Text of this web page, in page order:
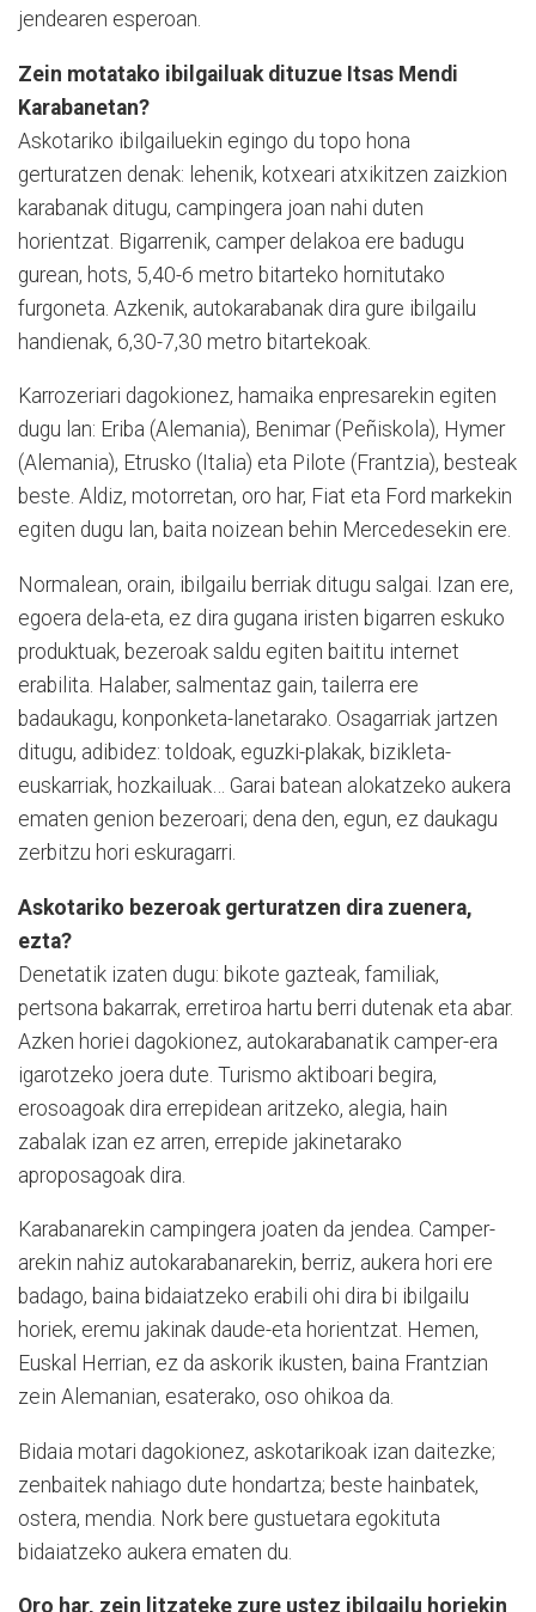
jendearen esperoan.
Zein motatako ibilgailuak dituzue Itsas Mendi
Karabanetan?
Askotariko ibilgailuekin egingo du topo hona
gerturatzen denak: lehenik, kotxeari atxikitzen zaizkion
karabanak ditugu, campingera joan nahi duten
horientzat. Bigarrenik, camper delakoa ere badugu
gurean, hots, 5,40-6 metro bitarteko hornitutako
furgoneta. Azkenik, autokarabanak dira gure ibilgailu
handienak, 6,30-7,30 metro bitartekoak.
Karrozeriari dagokionez, hamaika enpresarekin egiten
dugu lan: Eriba (Alemania), Benimar (Peñiskola), Hymer
(Alemania), Etrusko (Italia) eta Pilote (Frantzia), besteak
beste. Aldiz, motorretan, oro har, Fiat eta Ford markekin
egiten dugu lan, baita noizean behin Mercedesekin ere.
Normalean, orain, ibilgailu berriak ditugu salgai. Izan ere,
egoera dela-eta, ez dira gugana iristen bigarren eskuko
produktuak, bezeroak saldu egiten baititu internet
erabilita. Halaber, salmentaz gain, tailerra ere
badaukagu, konponketa-lanetarako. Osagarriak jartzen
ditugu, adibidez: toldoak, eguzki-plakak, bizikleta-
euskarriak, hozkailuak… Garai batean alokatzeko aukera
ematen genion bezeroari; dena den, egun, ez daukagu
zerbitzu hori eskuragarri.
Askotariko bezeroak gerturatzen dira zuenera,
ezta?
Denetatik izaten dugu: bikote gazteak, familiak,
pertsona bakarrak, erretiroa hartu berri dutenak eta abar.
Azken horiei dagokionez, autokarabanatik camper-era
igarotzeko joera dute. Turismo aktiboari begira,
erosoagoak dira errepidean aritzeko, alegia, hain
zabalak izan ez arren, errepide jakinetarako
aproposagoak dira.
Karabanarekin campingera joaten da jendea. Camper-
arekin nahiz autokarabanarekin, berriz, aukera hori ere
badago, baina bidaiatzeko erabili ohi dira bi ibilgailu
horiek, eremu jakinak daude-eta horientzat. Hemen,
Euskal Herrian, ez da askorik ikusten, baina Frantzian
zein Alemanian, esaterako, oso ohikoa da.
Bidaia motari dagokionez, askotarikoak izan daitezke;
zenbaitek nahiago dute hondartza; beste hainbatek,
ostera, mendia. Nork bere gustuetara egokituta
bidaiatzeko aukera ematen du.
Oro har, zein litzateke zure ustez ibilgailu horiekin